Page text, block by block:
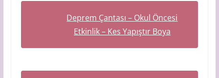
Deprem Çantası – Okul Öncesi
Etkinlik – Kes Yapıştır Boya